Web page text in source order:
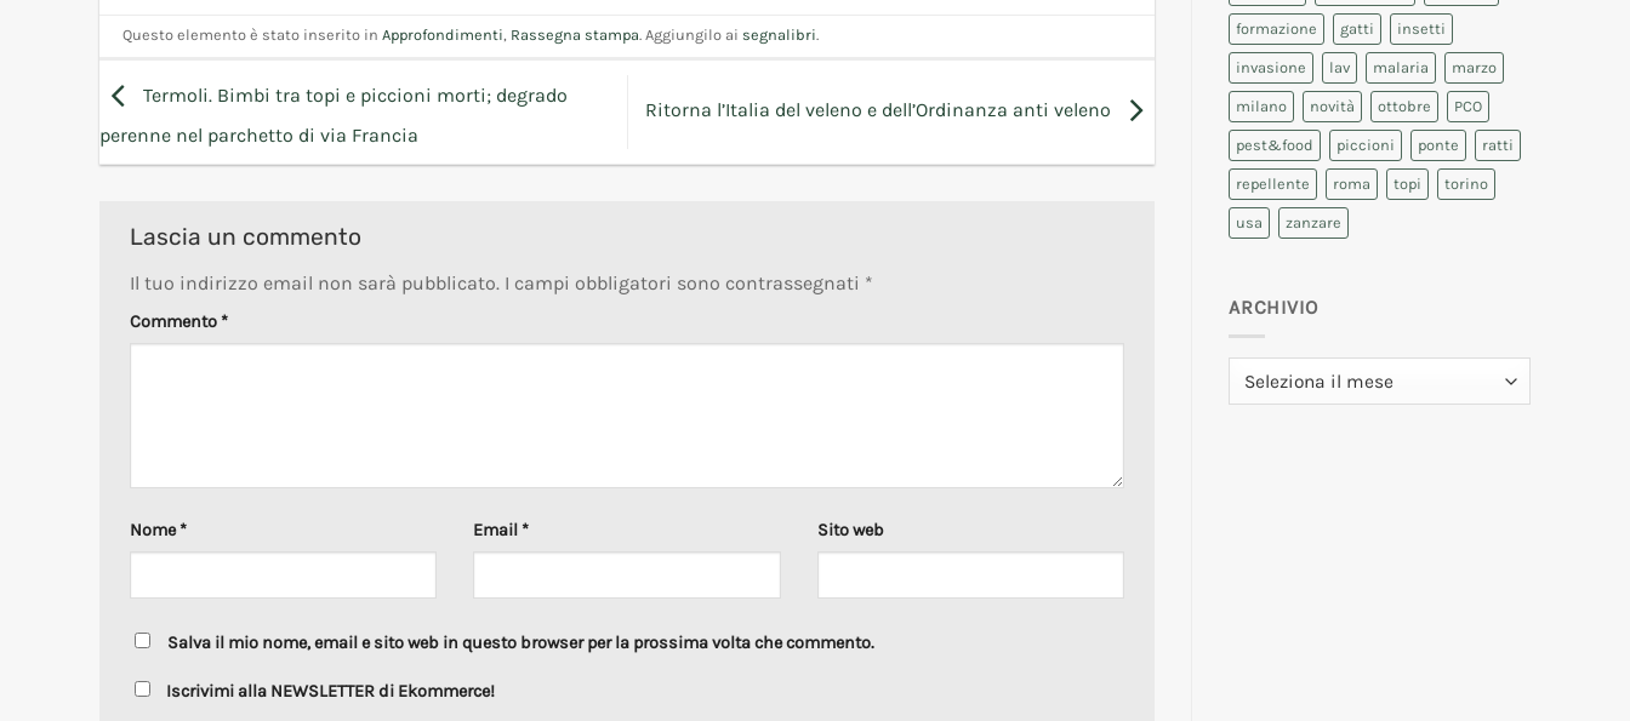
Questo elemento è stato inserito inApprofondimenti, Rassegna stampa. Aggiungilo aisegnalibri.
Termoli. Bimbi tra topi e piccioni morti; degrado
perenne nel parchetto di via Francia
Ritorna l’Italia del veleno e dell’Ordinanza anti veleno
Lascia un commento
Il tuo indirizzo email non sarà pubblicato. I campi obbligatori sono contrassegnati *
Commento *
Nome* Email * Sito web
Salva il mio nome, email e sito web in questo browser per la prossima volta che commento.
Iscrivimi alla NEWSLETTER di Ekommerce!
formazione gatti insetti
invasione lav malaria marzo
milano novità ottobre PCO
pest&food piccioni ponte ratti
repellente roma topi torino
usa zanzare
ARCHIVIO
Archivio